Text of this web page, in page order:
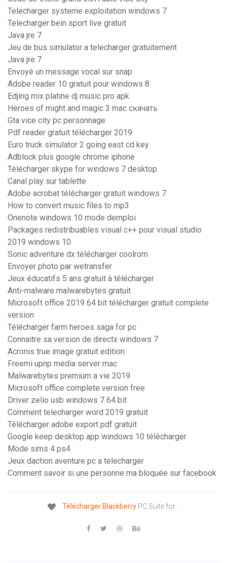
Telecharger systeme exploitation windows 7
Telecharger bein sport live gratuit
Java jre 7
Jeu de bus simulator a telecharger gratuitement
Java jre 7
Envoyé un message vocal sur snap
Adobe reader 10 gratuit pour windows 8
Edjing mix platine dj music pro apk
Heroes of might and magic 3 mac скачать
Gta vice city pc personnage
Pdf reader gratuit télécharger 2019
Euro truck simulator 2 going east cd key
Adblock plus google chrome iphone
Télécharger skype for windows 7 desktop
Canal play sur tablette
Adobe acrobat télécharger gratuit windows 7
How to convert music files to mp3
Onenote windows 10 mode demploi
Packages redistribuables visual c++ pour visual studio
2019 windows 10
Sonic adventure dx télécharger coolrom
Envoyer photo par wetransfer
Jeux éducatifs 5 ans gratuit à télécharger
Anti-malware malwarebytes gratuit
Microsoft office 2019 64 bit télécharger gratuit complete
version
Télécharger farm heroes saga for pc
Connaitre sa version de directx windows 7
Acronis true image gratuit edition
Freemi upnp media server mac
Malwarebytes premium a vie 2019
Microsoft office complete version free
Driver zelio usb windows 7 64 bit
Comment telecharger word 2019 gratuit
Télécharger adobe export pdf gratuit
Google keep desktop app windows 10 télécharger
Mode sims 4 ps4
Jeux daction aventure pc a telecharger
Comment savoir si une personne ma bloquée sur facebook
Télécharger Blackberry PC Suite for…